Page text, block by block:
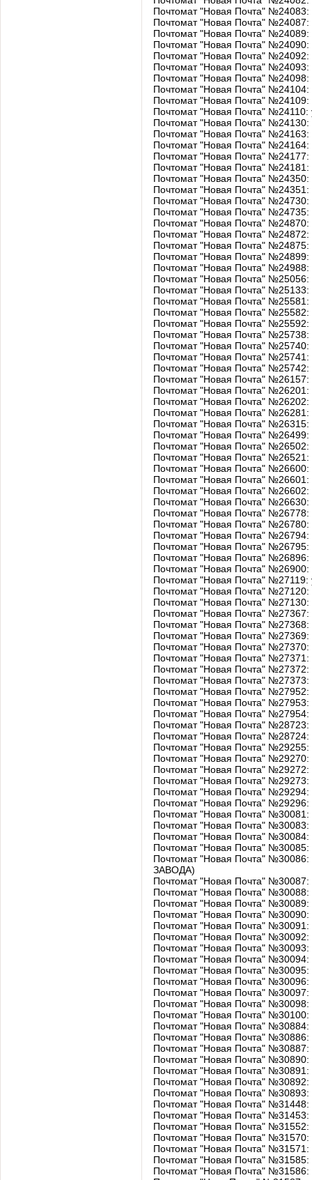
Почтомат "Новая Почта"
Почтомат "Новая Почта"
Почтомат "Новая Почта"
Почтомат "Новая Почта"
Почтомат "Новая Почта"
Почтомат "Новая Почта"
Почтомат "Новая Почта"
Почтомат "Новая Почта"
Почтомат "Новая Почта"
Почтомат "Новая Почта"
Почтомат "Новая Почта"
Почтомат "Новая Почта"
Почтомат "Новая Почта"
Почтомат "Новая Почта"
Почтомат "Новая Почта"
Почтомат "Новая Почта"
Почтомат "Новая Почта"
Почтомат "Новая Почта"
Почтомат "Новая Почта"
Почтомат "Новая Почта"
Почтомат "Новая Почта"
Почтомат "Новая Почта"
Почтомат "Новая Почта"
Почтомат "Новая Почта"
Почтомат "Новая Почта"
Почтомат "Новая Почта"
Почтомат "Новая Почта"
Почтомат "Новая Почта" №25582:
Почтомат "Новая Почта" №25592:
Почтомат "Новая Почта"
Почтомат "Новая Почта"
Почтомат "Новая Почта"
Почтомат "Новая Почта" №25742:
Почтомат "Новая Почта" №26157:
Почтомат "Новая Почта"
Почтомат "Новая Почта"
Почтомат "Новая Почта"
Почтомат "Новая Почта" №26315:
Почтомат "Новая Почта"
Почтомат "Новая Почта"
Почтомат "Новая Почта"
Почтомат "Новая Почта"
Почтомат "Новая Почта" №26601:
Почтомат "Новая Почта" №26602:
Почтомат "Новая Почта" №26630:
Почтомат "Новая Почта" №26778:
Почтомат "Новая Почта" №26780:
Почтомат "Новая Почта"
Почтомат "Новая Почта"
Почтомат "Новая Почта"
Почтомат "Новая Почта" №26900:
Почтомат "Новая Почта"
Почтомат "Новая Почта"
Почтомат "Новая Почта"
Почтомат "Новая Почта"
Почтомат "Новая Почта"
Почтомат "Новая Почта"
Почтомат "Новая Почта"
Почтомат "Новая Почта"
Почтомат "Новая Почта"
Почтомат "Новая Почта"
Почтомат "Новая Почта"
Почтомат "Новая Почта"
Почтомат "Новая Почта"
Почтомат "Новая Почта"
Почтомат "Новая Почта"
Почтомат "Новая Почта"
Почтомат "Новая Почта"
Почтомат "Новая Почта"
Почтомат "Новая Почта"
Почтомат "Новая Почта"
Почтомат "Новая Почта"
Почтомат "Новая Почта" №30081:
Почтомат "Новая Почта" №30083:
Почтомат "Новая Почта"
Почтомат "Новая Почта"
Почтомат "Новая Почта"
ЗАВОДА)
Почтомат "Новая Почта"
Почтомат "Новая Почта"
Почтомат "Новая Почта" №30089:
Почтомат "Новая Почта"
Почтомат "Новая Почта"
Почтомат "Новая Почта" №30092:
Почтомат "Новая Почта"
Почтомат "Новая Почта"
Почтомат "Новая Почта"
Почтомат "Новая Почта"
Почтомат "Новая Почта"
Почтомат "Новая Почта"
Почтомат "Новая Почта"
Почтомат "Новая Почта" №30884:
Почтомат "Новая Почта" №30886:
Почтомат "Новая Почта"
Почтомат "Новая Почта" №30890:
Почтомат "Новая Почта"
Почтомат "Новая Почта" №30892:
Почтомат "Новая Почта" №30893:
Почтомат "Новая Почта"
Почтомат "Новая Почта"
Почтомат "Новая Почта"
Почтомат "Новая Почта"
Почтомат "Новая Почта"
Почтомат "Новая Почта"
Почтомат "Новая Почта"